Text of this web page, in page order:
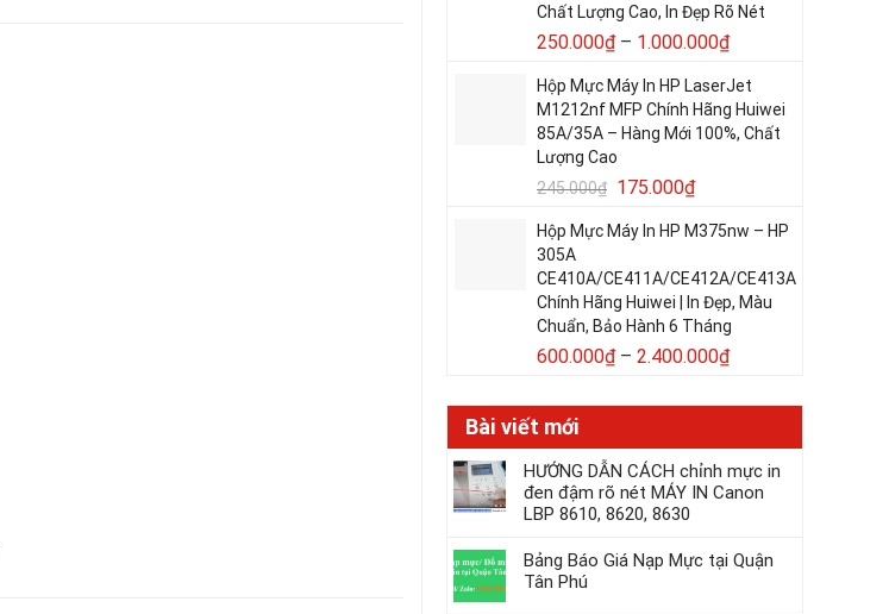
Chất Lượng Cao, In Đẹp Rõ Nét
250.000₫ – 1.000.000₫
Hộp Mực Máy In HP LaserJet
M1212nf MFP Chính Hãng Huiwei
85A/35A – Hàng Mới 100%, Chất
Lượng Cao
245.000₫ 175.000₫
Hộp Mực Máy In HP M375nw – HP
305A
CE410A/CE411A/CE412A/CE413A
Chính Hãng Huiwei | In Đẹp, Màu
Chuẩn, Bảo Hành 6 Tháng
600.000₫ – 2.400.000₫
Bài viết mới
HƯỚNG DẪN CÁCH chỉnh mực in
đen đậm rõ nét MÁY IN Canon
LBP 8610, 8620, 8630
Bảng Báo Giá Nạp Mực tại Quận
Tân Phú